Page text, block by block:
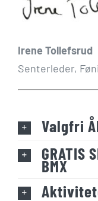
Irene Tollefsrud
Senterleder,
Valgfri
GRATIS
BMX